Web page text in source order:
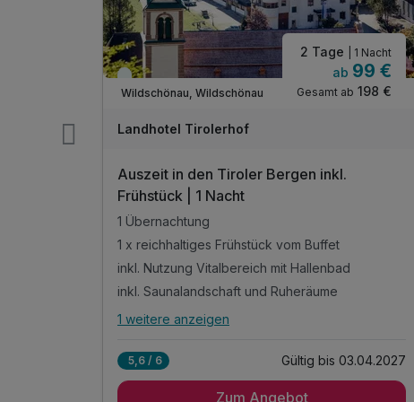
Viele Termine frei
Wildschönau, Wildschönau
2 Tage | 1 Nacht
ab 99 €
Gesamt ab 198 €
Landhotel Tirolerhof
Auszeit in den Tiroler Bergen inkl.
Frühstück | 1 Nacht
1 Übernachtung
1 x reichhaltiges Frühstück vom Buffet
inkl. Nutzung Vitalbereich mit Hallenbad
inkl. Saunalandschaft und Ruheräume
Alle Inklusivleistungen
1 x reichhaltiges Frühstück vom Buffet
1 weitere anzeigen
5,6 / 6 Gültig bis 03.04.2027
Zum Angebot